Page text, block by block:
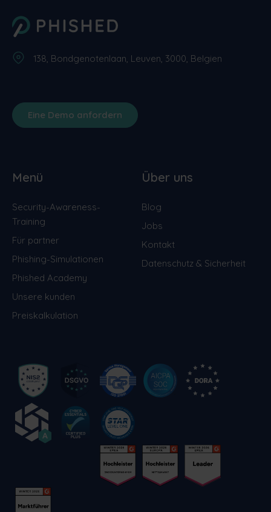
138, Bondgenotenlaan, Leuven, 3000, Belgien
Eine Demo anfordern
Menü
Security-Awareness-
Training
Für partner
Phishing-Simulationen
Phished Academy
Unsere kunden
Preiskalkulation
Über uns
Blog
Jobs
Kontakt
Datenschutz & Sicherheit